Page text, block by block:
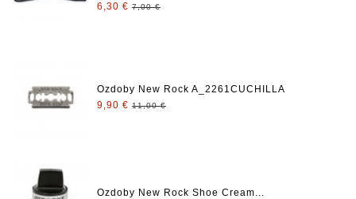
6,30 € 7,00 €
Ozdoby New Rock A_2261CUCHILLA
9,90 € 11,00 €
Ozdoby New Rock Shoe Cream...